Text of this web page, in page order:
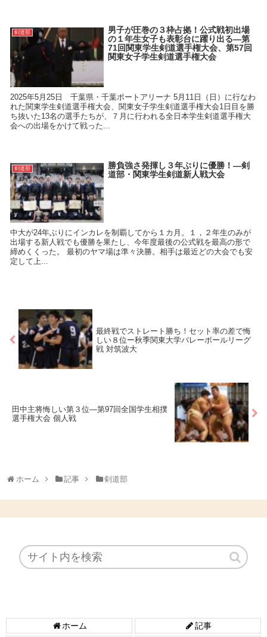
剣道部
男子が圧巻の３枠占拠！公式戦初出場
の１年生女子も表彰台に躍り出る―第
71回関東学生剣道選手権大会、第57回
関東女子学生剣道選手権大会
2025年5月25日 千葉県・千葉ポートアリーナ 5月11日（日）に行なわ
れた関東学生剣道選手権大会、関東女子学生剣道選手権大会1日目を勝
ち抜いた13名の選手たちが、７月に行われる全日本学生剣道選手権大
会への出場をかけて戦った...
剣道部
勝負強さ発揮し３年ぶりに優勝！―剣
道部・関東学生剣道新人戦大会
中大が24年ぶりにインカレを制覇してから１カ月。１，２年生のみが
出場する新人戦でも優勝を果たし、今年度最後の公式戦を最高の形で
締めくくった。 最初のヤマ場は準々決勝。相手は最近どの大会でも安
定して上...
最終戦でストレート勝ち！セット率の差で悔
しい８位ー秋季関東大学バレーボールリーグ
戦 対筑波大
田中主将悔しい第３位―第97回全国学生相撲
選手権大会 個人戦
ホーム 記事 剣道部
ホーム 記事